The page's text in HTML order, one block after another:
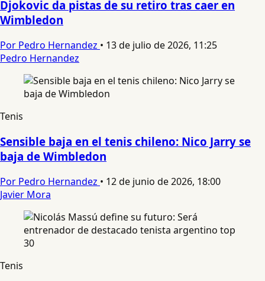
Djokovic da pistas de su retiro tras caer en
Wimbledon
Por Pedro Hernandez • 13 de julio de 2026, 11:25
Pedro Hernandez
Tenis
Sensible baja en el tenis chileno: Nico Jarry se
baja de Wimbledon
Por Pedro Hernandez • 12 de junio de 2026, 18:00
Javier Mora
Tenis